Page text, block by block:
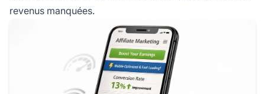
revenus manquées.